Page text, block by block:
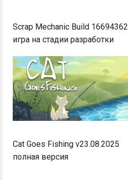
Scrap Mechanic Build 16694362
игра на стадии разработки
Cat Goes Fishing v23.08.2025
полная версия